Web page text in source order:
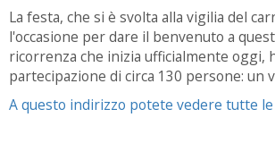
La festa, che si è svolta alla vigilia del
l'occasione per dare il benvenuto a
ricorrenza che inizia ufficialmente oggi,
partecipazione di circa 130 persone: un
A questo indirizzo potete vedere tutte